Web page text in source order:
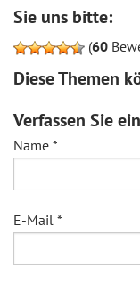
Sie uns bitte:
(60
Diese Themen
Verfassen Sie
Name *
E-Mail *